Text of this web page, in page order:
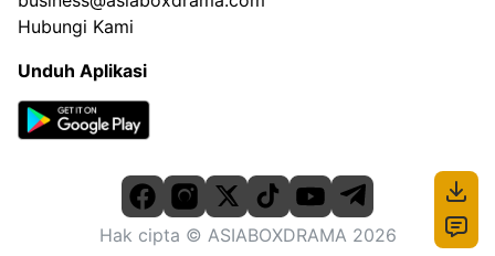
Hubungi Kami
Unduh Aplikasi
Hak cipta © ASIABOXDRAMA 2026